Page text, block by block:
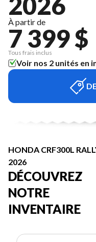
À partir de
7 399 $
Tous frais inclus
Voir nos 2 unités en
HONDA CRF300L
2026
DÉCOUVREZ
NOTRE
INVENTAIRE